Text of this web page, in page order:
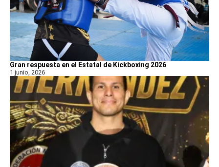
Gran respuesta en el Estatal de Kickboxing 2026
1 junio, 2026